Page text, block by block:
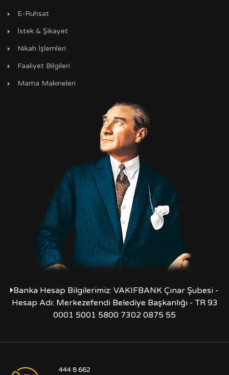
E-Ruhsat
İstek & Şikayet
Nikah İşlemleri
Faaliyet Bilgileri
Mama Makineleri
Banka Hesap Bilgilerimiz: VAKIFBANK Çınar Şubesi -
Hesap Adı: Merkezefendi Belediye Başkanlığı - TR 93
0001 5001 5800 7302 0875 55
444 8 662